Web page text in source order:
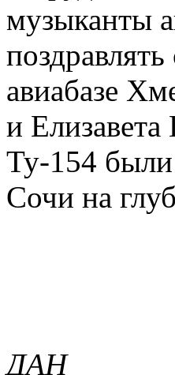
музыканты
авиабазе
и
Ту-154
Сочи на
ДАН